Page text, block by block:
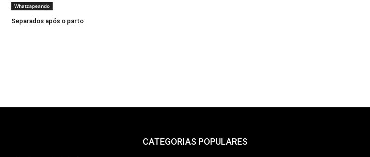
Whatzapeando
Separados após o parto
CATEGORIAS POPULARES